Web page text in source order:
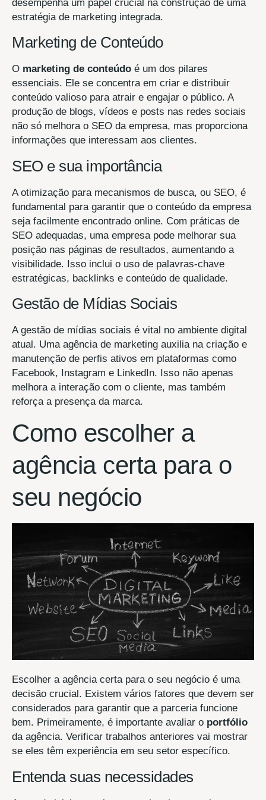
desempenha um papel crucial na construção de uma
estratégia de marketing integrada.
Marketing de Conteúdo
O marketing de conteúdo é um dos pilares
essenciais. Ele se concentra em criar e distribuir
conteúdo valioso para atrair e engajar o público. A
produção de blogs, vídeos e posts nas redes sociais
não só melhora o SEO da empresa, mas proporciona
informações que interessam aos clientes.
SEO e sua importância
A otimização para mecanismos de busca, ou SEO, é
fundamental para garantir que o conteúdo da empresa
seja facilmente encontrado online. Com práticas de
SEO adequadas, uma empresa pode melhorar sua
posição nas páginas de resultados, aumentando a
visibilidade. Isso inclui o uso de palavras-chave
estratégicas, backlinks e conteúdo de qualidade.
Gestão de Mídias Sociais
A gestão de mídias sociais é vital no ambiente digital
atual. Uma agência de marketing auxilia na criação e
manutenção de perfis ativos em plataformas como
Facebook, Instagram e LinkedIn. Isso não apenas
melhora a interação com o cliente, mas também
reforça a presença da marca.
Como escolher a
agência certa para o
seu negócio
Escolher a agência certa para o seu negócio é uma
decisão crucial. Existem vários fatores que devem ser
considerados para garantir que a parceria funcione
bem. Primeiramente, é importante avaliar o portfólio
da agência. Verificar trabalhos anteriores vai mostrar
se eles têm experiência em seu setor específico.
Entenda suas necessidades